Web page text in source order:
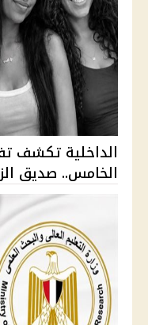
الداخلية تكشف
الخامس.. صديق